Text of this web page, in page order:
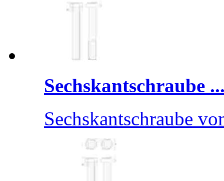
Sechskantschraube
Sechskantschraube